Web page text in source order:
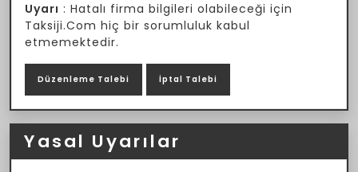
Uyarı : Hatalı firma bilgileri olabileceği için
Taksiji.Com hiç bir sorumluluk kabul
etmemektedir.
Düzenleme Talebi İptal Talebi
Yasal Uyarılar